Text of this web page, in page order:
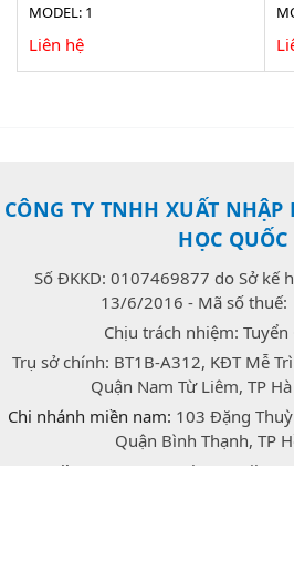
MODEL: 1
Liên hệ
CÔNG TY TNHH XUẤT
HỌC QUỐC
Số ĐKKD: 0107469877 do Sở kế
13/6/2016 - Mã số
Chịu trách nhiệm:
Trụ sở chính: BT1B-A312, KĐT Mễ
Quận Nam Từ Liêm, TP
Chi nhánh miền nam: 103 Đặng
Quận Bình Thạnh, TP
E-mail:
congtrang.stech@gmail.com